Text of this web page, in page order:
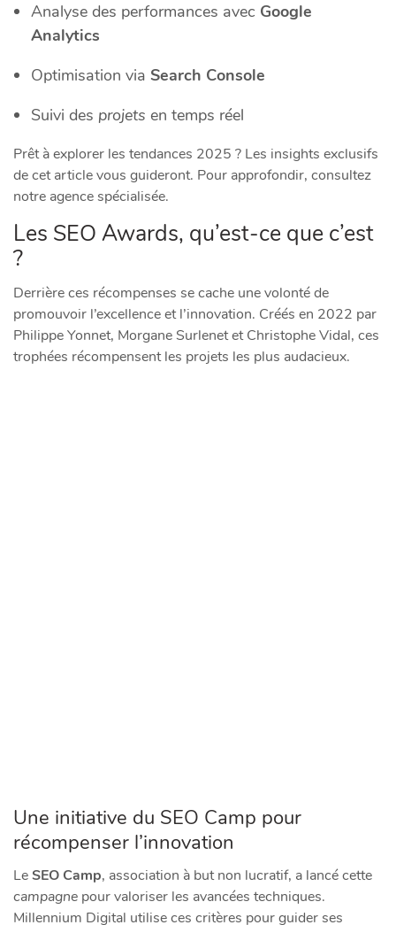
Analyse des performances avec Google
Analytics
Optimisation via Search Console
Suivi des projets en temps réel
Prêt à explorer les tendances 2025 ? Les insights exclusifs
de cet article vous guideront. Pour approfondir, consultez
notre agence spécialisée.
Les SEO Awards, qu’est-ce que c’est
?
Derrière ces récompenses se cache une volonté de
promouvoir l’excellence et l’innovation. Créés en 2022 par
Philippe Yonnet, Morgane Surlenet et Christophe Vidal, ces
trophées récompensent les projets les plus audacieux.
Une initiative du SEO Camp pour
récompenser l’innovation
LeSEO Camp, association à but non lucratif, a lancé cette
campagne pour valoriser les avancées techniques.
Millennium Digital utilise ces critères pour guider ses